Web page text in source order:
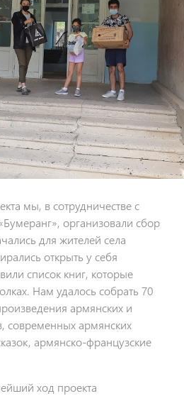
мы, в сотрудничестве с
организовали сбор
для жителей села
открыть у себя
список книг, которые
Нам удалось собрать 70
армянских и
современных армянских
армянско-французские
ход проекта